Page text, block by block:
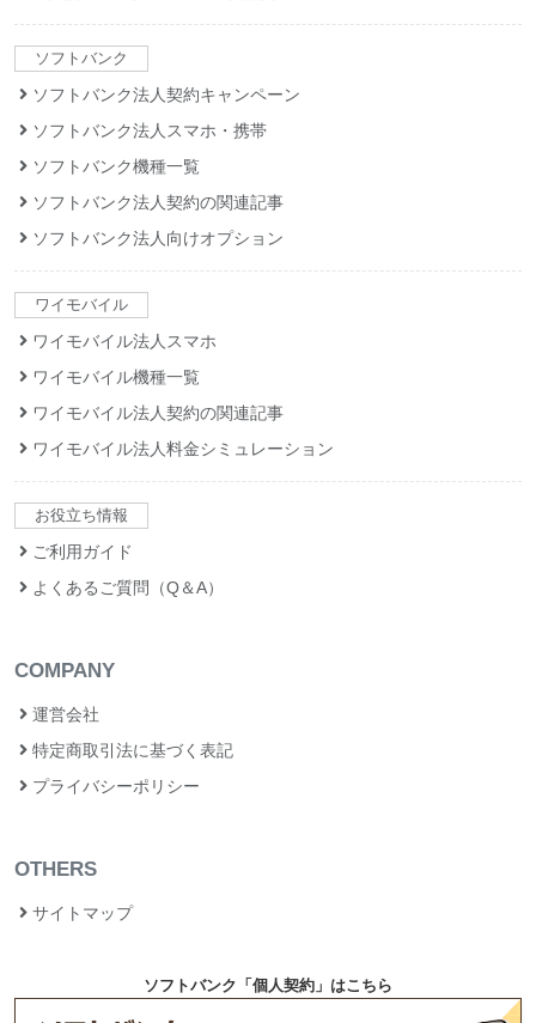
ソフトバンク
ソフトバンク法人契約キャンペーン
ソフトバンク法人スマホ・携帯
ソフトバンク機種一覧
ソフトバンク法人契約の関連記事
ソフトバンク法人向けオプション
ワイモバイル
ワイモバイル法人スマホ
ワイモバイル機種一覧
ワイモバイル法人契約の関連記事
ワイモバイル法人料金シミュレーション
お役立ち情報
ご利用ガイド
よくあるご質問（Q＆A）
COMPANY
運営会社
特定商取引法に基づく表記
プライバシーポリシー
OTHERS
サイトマップ
ソフトバンク「個人契約」はこちら